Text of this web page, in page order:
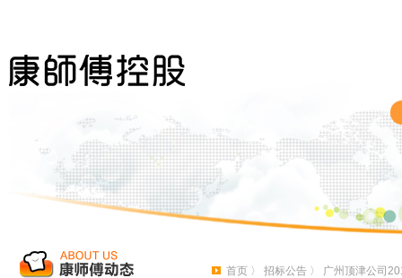
首页 〉 招标公告 〉 广州顶津公司